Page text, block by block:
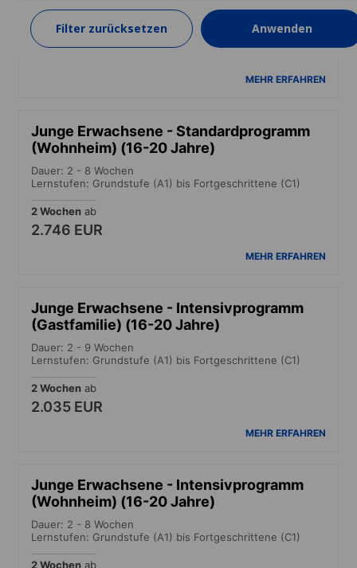
Filter zurücksetzen Anwenden
2 Wochenab
1.839 EUR
MEHR ERFAHREN
Junge Erwachsene - Standardprogramm
(Wohnheim) (16-20 Jahre)
Dauer: 2 - 8 Wochen
Lernstufen: Grundstufe (A1) bis Fortgeschrittene (C1)
2 Wochen ab
2.746 EUR
MEHR ERFAHREN
Junge Erwachsene - Intensivprogramm
(Gastfamilie) (16-20 Jahre)
Dauer: 2 - 9 Wochen
Lernstufen: Grundstufe (A1) bis Fortgeschrittene (C1)
2 Wochen ab
2.035 EUR
MEHR ERFAHREN
Junge Erwachsene - Intensivprogramm
(Wohnheim) (16-20 Jahre)
Dauer: 2 - 8 Wochen
Lernstufen: Grundstufe (A1) bis Fortgeschrittene (C1)
2 Wochen ab